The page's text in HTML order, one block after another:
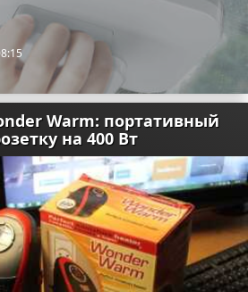
Warm: портативный
на 400 Вт